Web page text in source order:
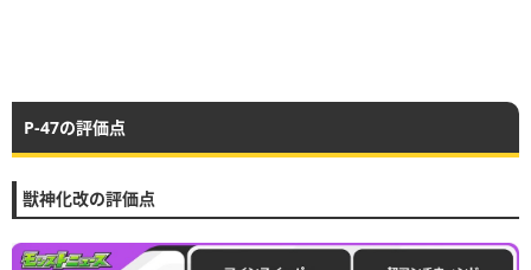
P-47の評価点
獣神化改の評価点